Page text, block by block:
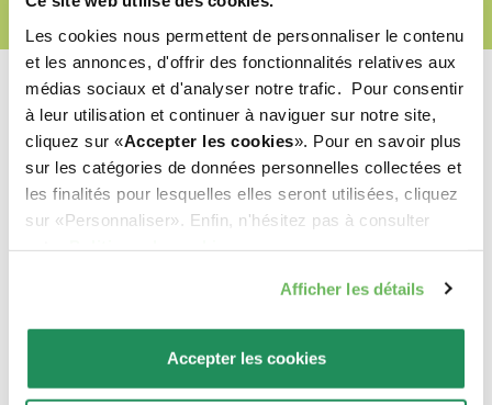
Les cookies nous permettent de personnaliser le contenu
et les annonces, d'offrir des fonctionnalités relatives aux
médias sociaux et d'analyser notre trafic. Pour consentir
à leur utilisation et continuer à naviguer sur notre site,
cliquez sur «Accepter les cookies». Pour en savoir plus
sur les catégories de données personnelles collectées et
les finalités pour lesquelles elles seront utilisées, cliquez
sur «Personnaliser». Enfin, n'hésitez pas à consulter
Afficher les détails
Accepter les cookies
Quel est leur préféré ?
animal de compagnie !